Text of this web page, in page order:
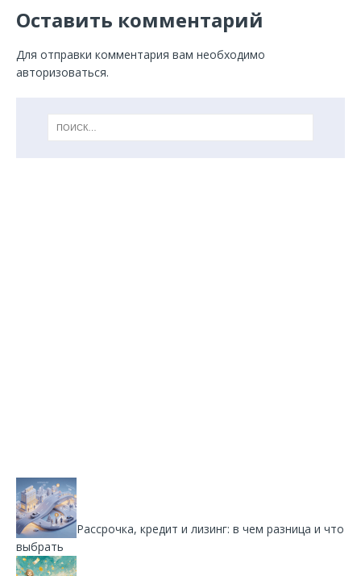
Оставить комментарий
Для отправки комментария вам необходимо
авторизоваться.
Рассрочка, кредит и лизинг: в чем разница и что
выбрать